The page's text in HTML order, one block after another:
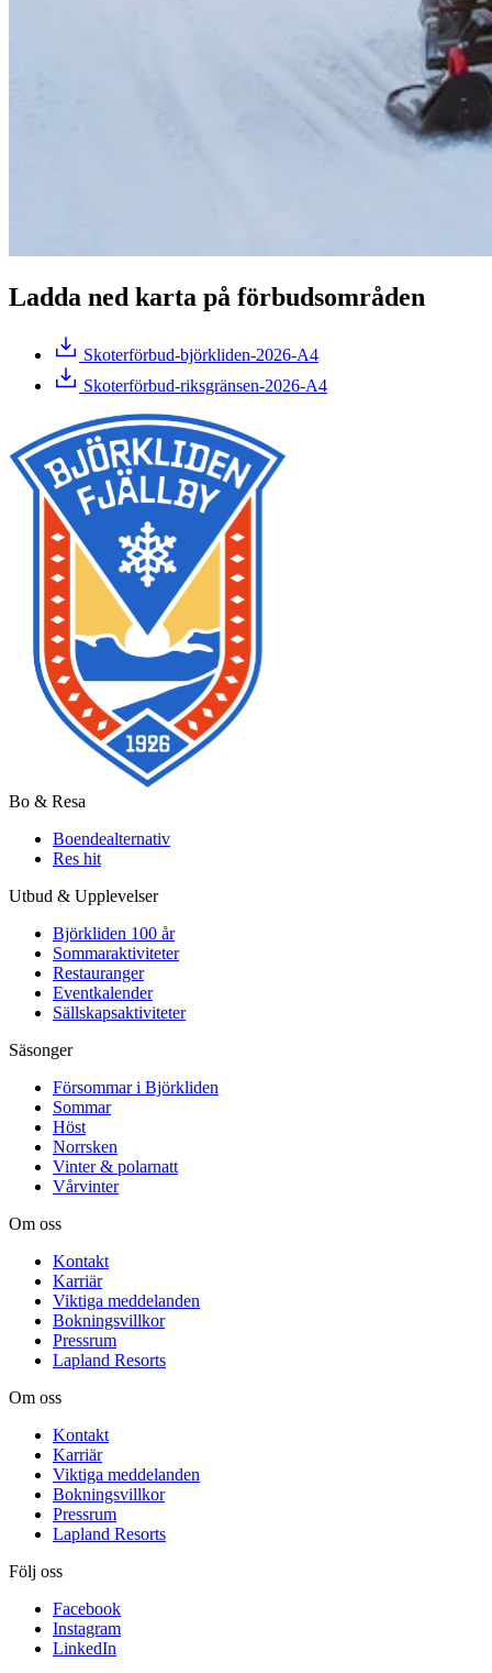
Ladda ned karta på förbudsområden
Skoterförbud-björkliden-2026-A4
Skoterförbud-riksgränsen-2026-A4
Bo & Resa
Boendealternativ
Res hit
Utbud & Upplevelser
Björkliden 100 år
Sommaraktiviteter
Restauranger
Eventkalender
Sällskapsaktiviteter
Säsonger
Försommar i Björkliden
Sommar
Höst
Norrsken
Vinter & polarnatt
Vårvinter
Om oss
Kontakt
Karriär
Viktiga meddelanden
Bokningsvillkor
Pressrum
Lapland Resorts
Om oss
Kontakt
Karriär
Viktiga meddelanden
Bokningsvillkor
Pressrum
Lapland Resorts
Följ oss
Facebook
Instagram
LinkedIn